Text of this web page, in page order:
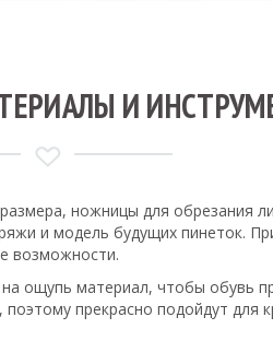
И
ножницы для обрезания
и модель будущих пинеток.
возможности.
ощупь материал, чтобы обувь
прекрасно подойдут